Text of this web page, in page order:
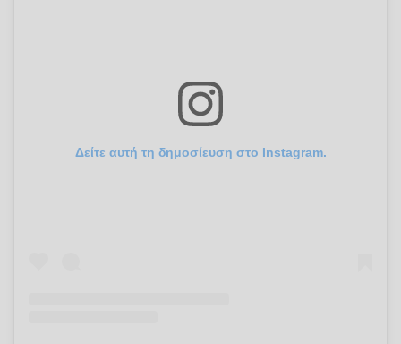
Δείτε αυτή τη δημοσίευση στο Instagram.